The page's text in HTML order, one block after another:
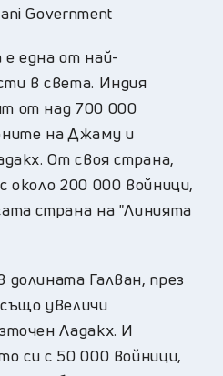
Government
е една от най-
в света. Индия
от над 700 000
на Джаму и
От своя страна,
около 200 000 войници,
страна на "Линията
Галван, през
увеличи
Ладакх. И
си с 50 000 войници,